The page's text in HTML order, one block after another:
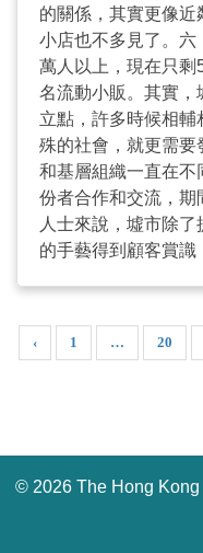
的關係，其實更像
小店也不多見了。六
萬人以上，現在只
名流動小販。其實，
立點，許多時候相
殊的社會，就更需要
和基層組織一直在不
份者合作和交流，期
人士來說，墟市除
的手藝得到顧客賞識
破一些法例關卡，以
我們向基層檔主及機
2020年1月全港各區
星期日（10月6日）
貨、有機蔬菜、布
‹ 1 … 20
© 2026 The Hong